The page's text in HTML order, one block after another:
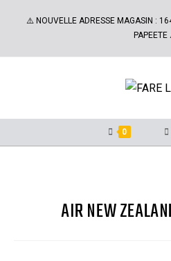
⚠️ NOUVELLE ADRESSE MAGASIN :
0
AIR NEW